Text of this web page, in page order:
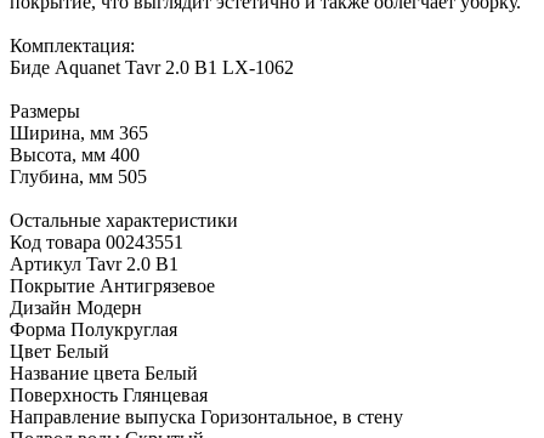
Комплектация:
Биде Aquanet Tavr 2.0 B1 LX-1062
Размеры
Ширина, мм 365
Высота, мм 400
Глубина, мм 505
Остальные характеристики
Код товара 00243551
Артикул Tavr 2.0 B1
Покрытие Антигрязевое
Дизайн Модерн
Форма Полукруглая
Цвет Белый
Название цвета Белый
Поверхность Глянцевая
Направление выпуска Горизонтальное, в стену